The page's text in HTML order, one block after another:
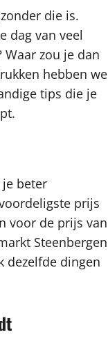
die is.
dag van veel
zou je dan
hebben we
tips die je
beter
prijs
voor de prijs van
Steenbergen
dezelfde dingen